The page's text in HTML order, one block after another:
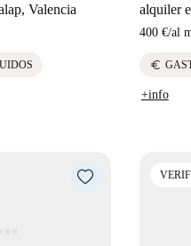
Valencia
alquiler
400 €/al
euro
+info